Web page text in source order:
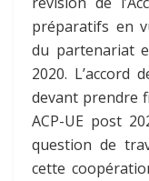
préparatifs en
du partenariat
2020. L’accord
devant prendre
ACP-UE post
question de
cette